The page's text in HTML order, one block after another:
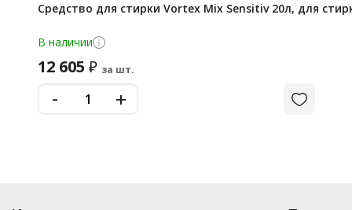
Средство для стирки Vortex Mix Sensitiv 20л, для
В наличии
12 605 ₽ за шт.
- +